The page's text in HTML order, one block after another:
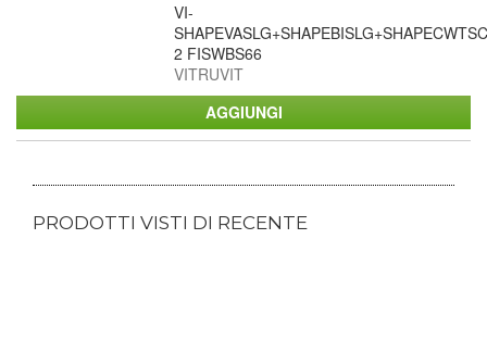
VI-
2 FISWBS66
VITRUVIT
PRODOTTI VISTI DI RECENTE